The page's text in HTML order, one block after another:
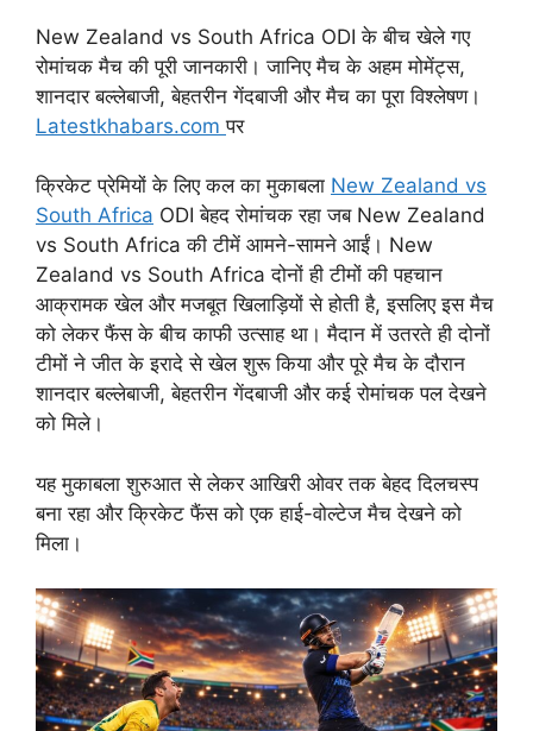
New Zealand vs South Africa ODI के बीच खेले गए
रोमांचक मैच की पूरी जानकारी। जानिए मैच के अहम मोमेंट्स,
शानदार बल्लेबाजी, बेहतरीन गेंदबाजी और मैच का पूरा विश्लेषण।
Latestkhabars.comपर
क्रिकेट प्रेमियों के लिए कल का मुकाबला New Zealand vs
South Africa ODI बेहद रोमांचक रहा जब New Zealand
vs South Africa की टीमें आमने-सामने आईं। New
Zealand vs South Africa दोनों ही टीमों की पहचान
आक्रामक खेल और मजबूत खिलाड़ियों से होती है, इसलिए इस मैच
को लेकर फैंस के बीच काफी उत्साह था। मैदान में उतरते ही दोनों
टीमों ने जीत के इरादे से खेल शुरू किया और पूरे मैच के दौरान
शानदार बल्लेबाजी, बेहतरीन गेंदबाजी और कई रोमांचक पल देखने
को मिले।
यह मुकाबला शुरुआत से लेकर आखिरी ओवर तक बेहद दिलचस्प
बना रहा और क्रिकेट फैंस को एक हाई-वोल्टेज मैच देखने को
मिला।